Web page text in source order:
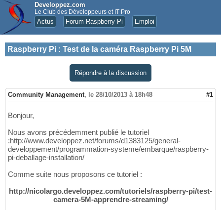
Developpez.com
Le Club des Développeurs et IT Pro
Actus Forum Raspberry Pi Emploi
Raspberry Pi : Test de la caméra Raspberry Pi 5M
Répondre à la discussion
Community Management, le 28/10/2013 à 18h48 #1
Bonjour,
Nous avons précédemment publié le tutoriel
:http://www.developpez.net/forums/d1383125/general-
developpement/programmation-systeme/embarque/raspberry-
pi-deballage-installation/
Comme suite nous proposons ce tutoriel :
http://nicolargo.developpez.com/tutoriels/raspberry-pi/test-
camera-5M-apprendre-streaming/